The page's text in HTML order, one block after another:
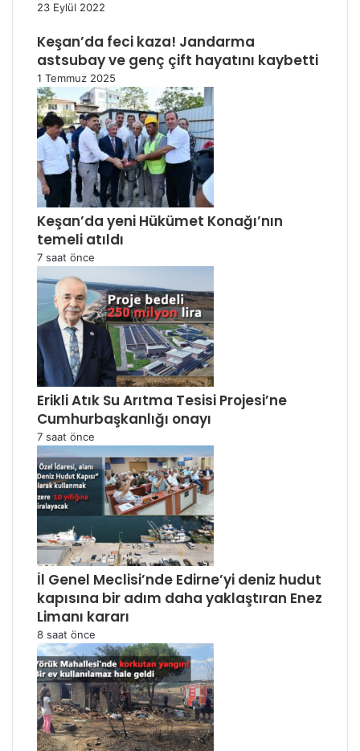
23 Eylül 2022
Keşan’da feci kaza! Jandarma
astsubay ve genç çift hayatını kaybetti
1 Temmuz 2025
Keşan’da yeni Hükümet Konağı’nın
temeli atıldı
7 saat önce
Erikli Atık Su Arıtma Tesisi Projesi’ne
Cumhurbaşkanlığı onayı
7 saat önce
İl Genel Meclisi’nde Edirne’yi deniz hudut
kapısına bir adım daha yaklaştıran Enez
Limanı kararı
8 saat önce